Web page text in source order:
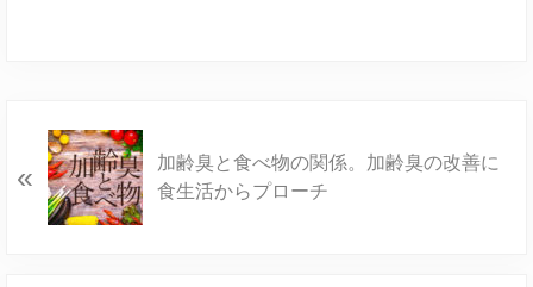
r
«
加齢臭と食べ物の関係。加齢臭の改善に
食生活からプローチ